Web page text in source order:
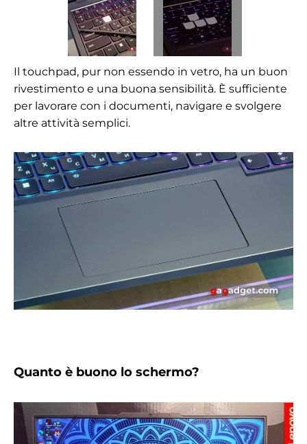
Il touchpad, pur non essendo in vetro, ha un buon
rivestimento e una buona sensibilità. È sufficiente
per lavorare con i documenti, navigare e svolgere
altre attività semplici.
Quanto è buono lo schermo?